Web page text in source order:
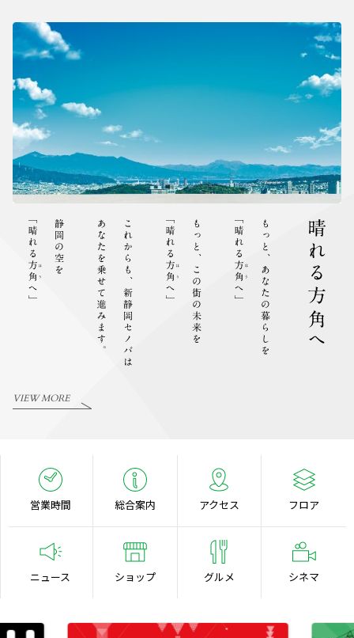
VIEW MORE
営業時間 総合案内 アクセス フロア
ニュース ショップ グルメ シネマ